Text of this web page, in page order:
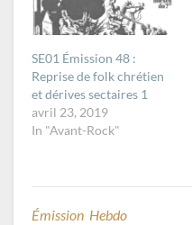
SE01 Émission 48 :
Reprise de folk chrétien
et dérives sectaires 1
avril 23, 2019
In "Avant-Rock"
Émission Hebdo